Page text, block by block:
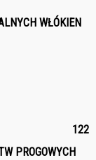
WŁÓKIEN
122
PROGOWYCH